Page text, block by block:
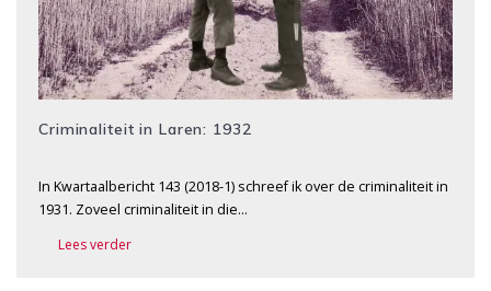
Criminaliteit in Laren: 1932
In Kwartaalbericht 143 (2018-1) schreef ik over de criminaliteit in
1931. Zoveel criminaliteit in die…
Lees verder